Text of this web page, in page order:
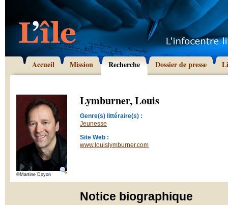
Accueil Mission Recherche Dossier de presse
©Martine Doyon
Lymburner, Louis
Genre(s) littéraire(s) :
Jeunesse
Site Web :
www.louislymburner.com
Notice biographique